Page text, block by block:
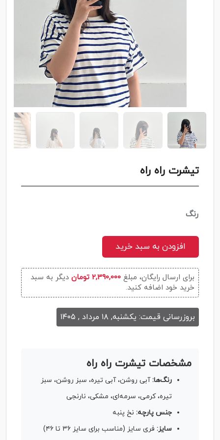
تیشرت راه راه
رنگ
افزودن به سبد خرید
برای ارسال رایگان، مبلغ 2,390,000 تومان
دیگر به سبد
خرید خود اضافه کنید.
بروزرسانی قیمت: یکشنبه, ۱۸ مرداد , ۱۴۰۵
مشخصات تیشرت راه راه
رنگ‌ها: آبی روشن، آبی تیره، سبز روشن، سبز
تیره، کرمی، سرمه‌ای، مشکی، نارنجی
جنس پارچه: نخ پنبه
سایز: فری سایز (مناسب برای سایز ۳۶ تا ۴۶)